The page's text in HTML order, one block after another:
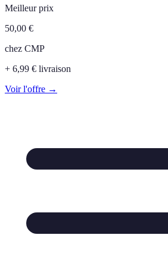
Meilleur prix
50,00 €
chez CMP
+ 6,99 € livraison
Voir l'offre →